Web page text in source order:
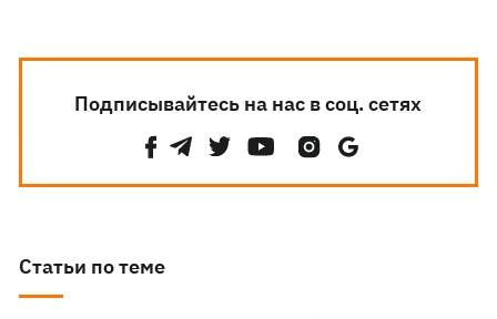
Подписывайтесь на нас в соц. сетях
Статьи по теме